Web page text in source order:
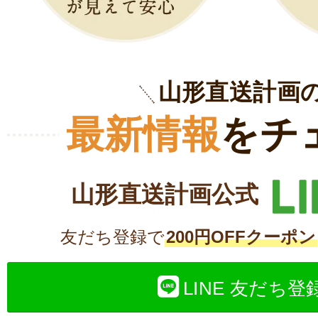
山形直送計画
最新情報をチ
山形直送計画公式
友だち登録で200円OFFクーポン
LINE 友だち登